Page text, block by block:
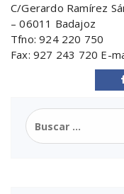
C/Gerardo Ramírez
– 06011 Badajoz
Tfno: 924 220 750
Fax: 927 243 720 E-